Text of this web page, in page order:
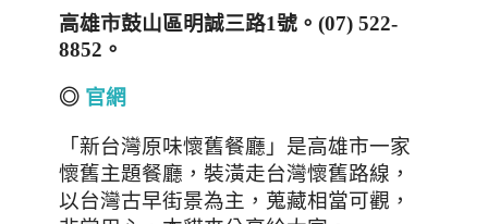
高雄市鼓山區明誠三路1號。(07) 522-
8852。
◎ 官網
「新台灣原味懷舊餐廳」是高雄市一家
懷舊主題餐廳 ， 裝潢走台灣懷舊路線 ，
以台灣古早街景為主 ， 蒐藏相當可觀 ，